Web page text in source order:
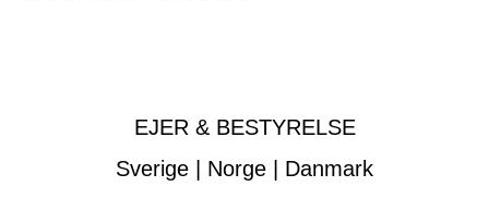
EJER & BESTYRELSE
Sverige | Norge | Danmark